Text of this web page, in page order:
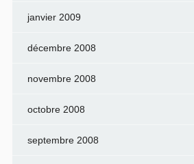
janvier 2009
décembre 2008
novembre 2008
octobre 2008
septembre 2008